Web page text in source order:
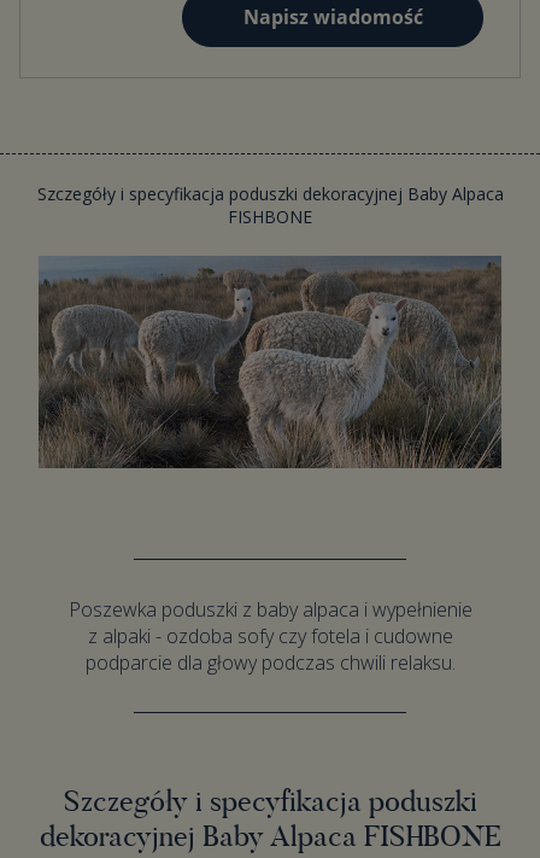
Napisz wiadomość
Szczegóły i specyfikacja poduszki dekoracyjnej Baby Alpaca
FISHBONE
Poszewka poduszki z baby alpaca i wypełnienie
z alpaki - ozdoba sofy czy fotela i cudowne
podparcie dla głowy podczas chwili relaksu.
Szczegóły i specyfikacja poduszki
dekoracyjnej Baby Alpaca FISHBONE